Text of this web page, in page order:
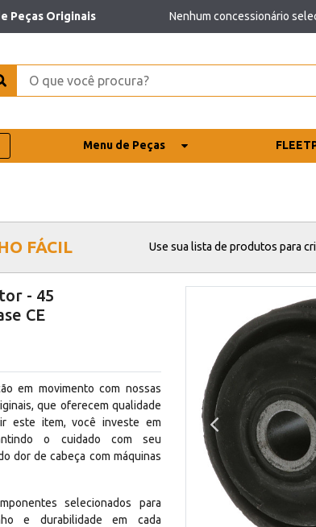
Peças Originais Nenhum concessionário
Menu de Peças
FÁCIL Use sua lista de produtos para
- 45
CE
em movimento com nossas
que oferecem qualidade
este item, você investe em
o cuidado com seu
dor de cabeça com máquinas
selecionados para
e durabilidade em cada